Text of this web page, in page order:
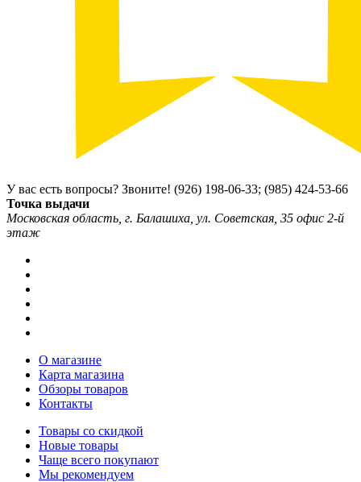
У вас есть вопросы? Звоните! (926) 198-06-33; (985) 424-53-66
Точка выдачи
Московская область, г. Балашиха, ул. Советская, 35 офис 2-й
этаж
О магазине
Карта магазина
Обзоры товаров
Контакты
Товары со скидкой
Новые товары
Чаще всего покупают
Мы рекомендуем